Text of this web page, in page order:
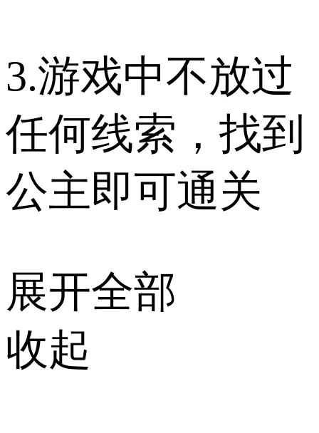
3.游戏中不放过
任何线索，找到
公主即可通关
展开全部
收起